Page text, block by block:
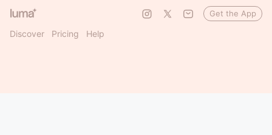
Discover Pricing Help
Get the App